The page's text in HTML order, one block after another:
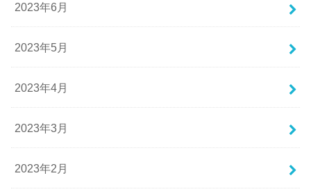
2023年6月
2023年5月
2023年4月
2023年3月
2023年2月